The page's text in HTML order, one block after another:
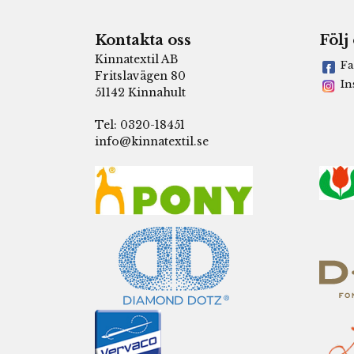
Kontakta oss
Kinnatextil AB
Fritslavägen 80
51142 Kinnahult
Tel: 0320-18451
info@kinnatextil.se
Följ